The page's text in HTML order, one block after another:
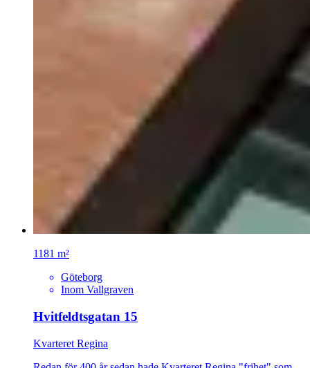
1181 m²
Göteborg
Inom Vallgraven
Hvitfeldtsgatan 15
Kvarteret Regina